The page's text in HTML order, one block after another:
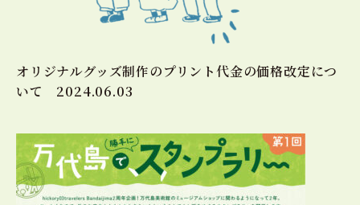
オリジナルグッズ制作のプリント代金の価格改定につ
いて 2024.06.03